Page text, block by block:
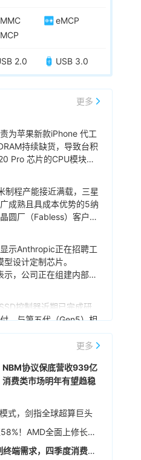
eMCP
2.0 USB 3.0
更多
为苹果新款iPhone 代工
持续缺货，导致台积
Pro 芯片的CPU模块在
装与测试环节。尽管苹
DRAM，但相关尝试均
困境日益凸显，
18 Pro Max的 发布可能
制程产能接近满载，三星
成熟且具成本优势的5纳
圆厂（Fabless）客户采
利用率主要归功于三星
）订单的激增。由
性能服务器芯片的制
授权协议持续签署，近
5纳米制程的需求显著增
示Anthropic正在招聘工
设计定制芯片。
，公司正在组建内部芯
制芯片，这是公司首次
将推动硬件和模型的
控制器近期已完成研
。与第五代（Gen5）相
。并宣布将从2028年开
SSD控制器的样品，预
随机读取速度提升
）。
跌0.93%，报65683.26
跌4.58%，报6296.38
投资计划。2026年至
超过新台币3,466亿元
更多
NBM协议保底营收939亿
消费类市场明年有望趋稳
式，剑指全球超算巨头
数据中心营收占比跃升至58%！AMD全面上修长期财务指引，2027年该板块营收将翻倍
CFM：存储成本飙升抑制终端需求，四季度消费级NAND行情恐承压